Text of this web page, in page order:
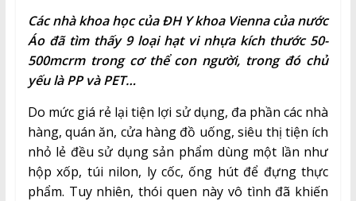
Các nhà khoa học của ĐH Y khoa Vienna của nước
Áo đã tìm thấy 9 loại hạt vi nhựa kích thước 50-
500mcrm trong cơ thể con người, trong đó chủ
yếu là PP và PET…
Do mức giá rẻ lại tiện lợi sử dụng, đa phần các nhà
hàng, quán ăn, cửa hàng đồ uống, siêu thị tiện ích
nhỏ lẻ đều sử dụng sản phẩm dùng một lần như
hộp xốp, túi nilon, ly cốc, ống hút để đựng thực
phẩm. Tuy nhiên, thói quen này vô tình đã khiến